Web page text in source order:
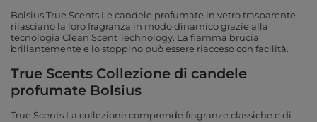
Bolsius True Scents Le candele profumate in vetro trasparente
rilasciano la loro fragranza in modo dinamico grazie alla
tecnologia Clean Scent Technology. La fiamma brucia
brillantemente e lo stoppino può essere riacceso con facilità.
True Scents Collezione di candele
profumate Bolsius
True Scents La collezione comprende fragranze classiche e di